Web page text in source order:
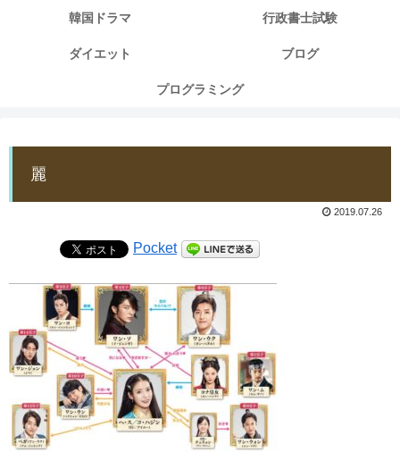
韓国ドラマ 行政書士試験
ダイエット ブログ
プログラミング
麗
2019.07.26
Pocket